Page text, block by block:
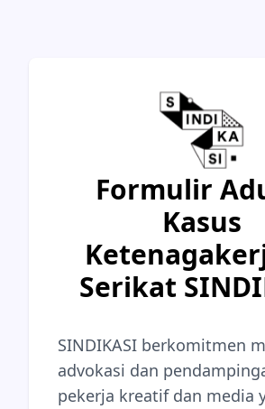
Formulir
Kasus
Serikat
SINDIKASI berkomitmen
advokasi dan
pekerja kreatif dan media